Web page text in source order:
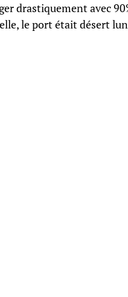
drastiquement avec
le port était désert